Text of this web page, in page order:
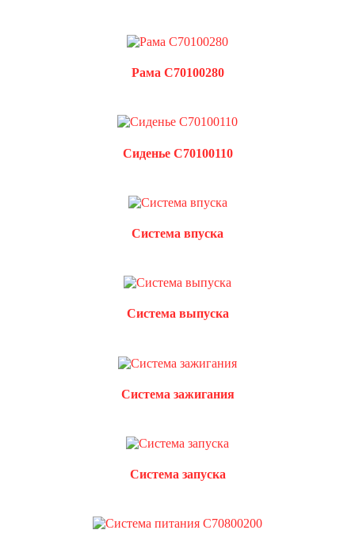
Рама C70100280
Сиденье C70100110
Система впуска
Система выпуска
Система зажигания
Система запуска